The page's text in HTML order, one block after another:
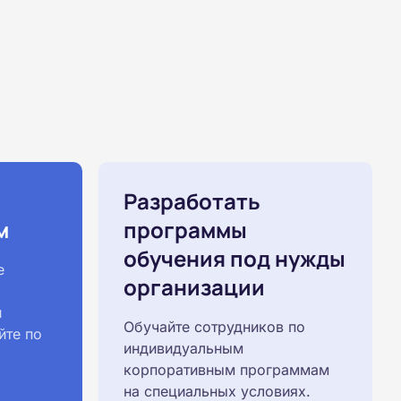
по
Разработать
программы
обучения под нужды
организации
Обучайте сотрудников по
индивидуальным
корпоративным программам
на специальных условиях.